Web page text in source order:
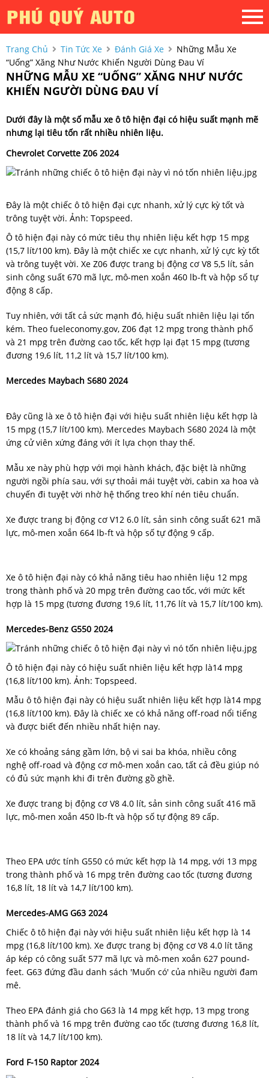
Trang Chủ Tin Tức Xe Đánh Giá Xe
Những Mẫu Xe
“uống” Xăng Như Nước Khiến Người Dùng Đau Ví
NHỮNG MẪU XE “UỐNG” XĂNG NHƯ NƯỚC
KHIẾN NGƯỜI DÙNG ĐAU VÍ
Dưới đây là một số mẫu xe ô tô hiện đại có hiệu suất mạnh mẽ
nhưng lại tiêu tốn rất nhiều nhiên liệu.
Chevrolet Corvette Z06 2024
Đây là một chiếc ô tô hiện đại cực nhanh, xử lý cực kỳ tốt và
trông tuyệt vời. Ảnh: Topspeed.
Ô tô hiện đại này có mức tiêu thụ nhiên liệu kết hợp 15 mpg
(15,7 lít/100 km). Đây là một chiếc xe cực nhanh, xử lý cực kỳ tốt
và trông tuyệt vời. Xe Z06 được trang bị động cơ V8 5,5 lít, sản
sinh công suất 670 mã lực, mô-men xoắn 460 lb-ft và hộp số tự
động 8 cấp.
Tuy nhiên, với tất cả sức mạnh đó, hiệu suất nhiên liệu lại tốn
kém. Theo fueleconomy.gov, Z06 đạt 12 mpg trong thành phố
và 21 mpg trên đường cao tốc, kết hợp lại đạt 15 mpg (tương
đương 19,6 lít, 11,2 lít và 15,7 lít/100 km).
Mercedes Maybach S680 2024
Đây cũng là xe ô tô hiện đại với hiệu suất nhiên liệu kết hợp là
15 mpg (15,7 lít/100 km). Mercedes Maybach S680 2024 là một
ứng cử viên xứng đáng với ít lựa chọn thay thế.
Mẫu xe này phù hợp với mọi hành khách, đặc biệt là những
người ngồi phía sau, với sự thoải mái tuyệt vời, cabin xa hoa và
chuyến đi tuyệt vời nhờ hệ thống treo khí nén tiêu chuẩn.
Xe được trang bị động cơ V12 6.0 lít, sản sinh công suất 621 mã
lực, mô-men xoắn 664 lb-ft và hộp số tự động 9 cấp.
Xe ô tô hiện đại này có khả năng tiêu hao nhiên liệu 12 mpg
trong thành phố và 20 mpg trên đường cao tốc, với mức kết
hợp là 15 mpg (tương đương 19,6 lít, 11,76 lít và 15,7 lít/100 km).
Mercedes-Benz G550 2024
Ô tô hiện đại này có hiệu suất nhiên liệu kết hợp là14 mpg
(16,8 lít/100 km). Ảnh: Topspeed.
Mẫu ô tô hiện đại này có hiệu suất nhiên liệu kết hợp là14 mpg
(16,8 lít/100 km). Đây là chiếc xe có khả năng off-road nổi tiếng
và được biết đến nhiều nhất hiện nay.
Xe có khoảng sáng gầm lớn, bộ vi sai ba khóa, nhiều công
nghệ off-road và động cơ mô-men xoắn cao, tất cả đều giúp nó
có đủ sức mạnh khi đi trên đường gồ ghề.
Xe được trang bị động cơ V8 4.0 lít, sản sinh công suất 416 mã
lực, mô-men xoắn 450 lb-ft và hộp số tự động 89 cấp.
Theo EPA ước tính G550 có mức kết hợp là 14 mpg, với 13 mpg
trong thành phố và 16 mpg trên đường cao tốc (tương đương
16,8 lít, 18 lít và 14,7 lít/100 km).
Mercedes-AMG G63 2024
Chiếc ô tô hiện đại này với hiệu suất nhiên liệu kết hợp là 14
mpg (16,8 lít/100 km). Xe được trang bị động cơ V8 4.0 lít tăng
áp kép có công suất 577 mã lực và mô-men xoắn 627 pound-
feet. G63 đứng đầu danh sách 'Muốn có' của nhiều người đam
mê.
Theo EPA đánh giá cho G63 là 14 mpg kết hợp, 13 mpg trong
thành phố và 16 mpg trên đường cao tốc (tương đương 16,8 lít,
18 lít và 14,7 lít/100 km).
Ford F-150 Raptor 2024